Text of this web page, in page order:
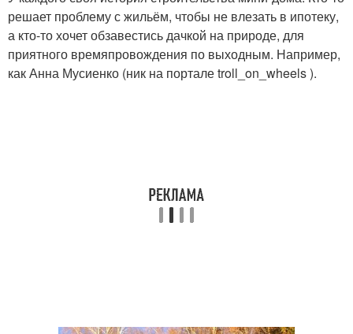
решает проблему с жильём, чтобы не влезать в ипотеку,
а кто-то хочет обзавестись дачкой на природе, для
приятного времяпровождения по выходным. Например,
как Анна Мусиенко (ник на портале troll_on_wheels ).